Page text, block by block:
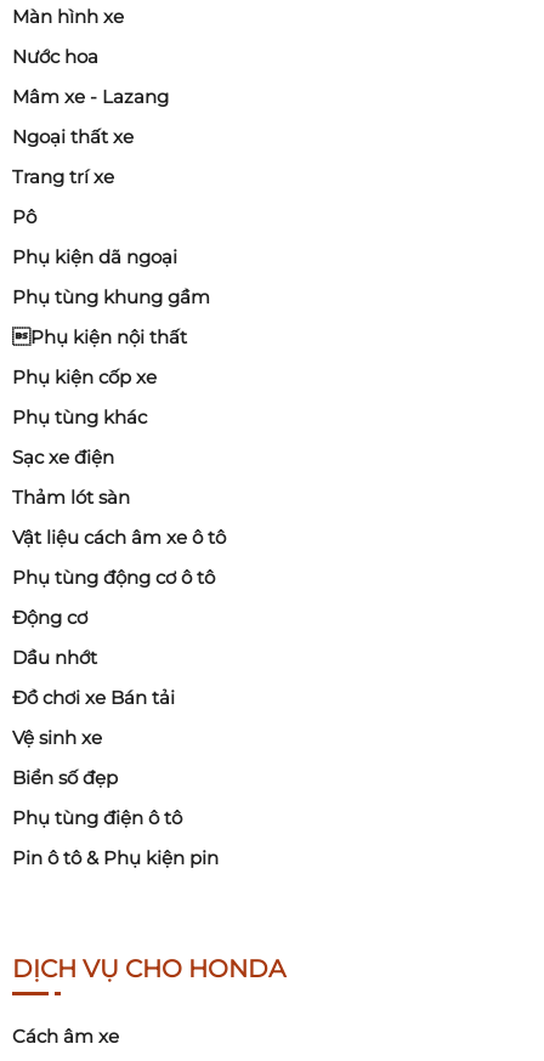
Màn hình xe
Nước hoa
Mâm xe - Lazang
Ngoại thất xe
Trang trí xe
Pô
Phụ kiện dã ngoại
Phụ tùng khung gầm
Phụ kiện nội thất
Phụ kiện cốp xe
Phụ tùng khác
Sạc xe điện
Thảm lót sàn
Vật liệu cách âm xe ô tô
Phụ tùng động cơ ô tô
Động cơ
Dầu nhớt
Đồ chơi xe Bán tải
Vệ sinh xe
Biển số đẹp
Phụ tùng điện ô tô
Pin ô tô & Phụ kiện pin
DỊCH VỤ CHO HONDA
Cách âm xe